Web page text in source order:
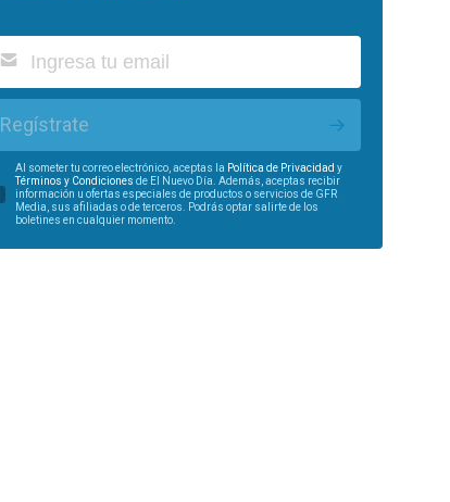
Regístrate
Al someter tu correo electrónico, aceptas la Política de Privacidad y
Términos y Condiciones de El Nuevo Día. Además, aceptas recibir
información u ofertas especiales de productos o servicios de GFR
Media, sus afiliadas o de terceros. Podrás optar salirte de los
boletines en cualquier momento.